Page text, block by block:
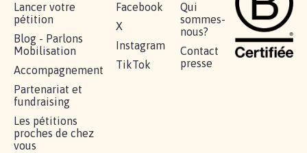
Lancer votre
pétition
Blog - Parlons
Mobilisation
Accompagnement
Partenariat et
fundraising
Les pétitions
proches de chez
vous
Facebook
X
Instagram
TikTok
Qui
sommes-
nous?
Contact
presse